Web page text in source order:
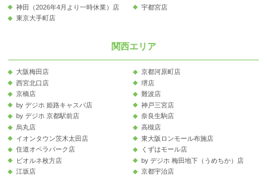
神田（2026年4月より一時休業）店
宇都宮店
東京大手町店
関西エリア
大阪梅田店
京都河原町店
西宮北口店
堺店
京橋店
難波店
by デジホ 姫路キャスパ店
神戸三宮店
by デジホ 京都駅前店
奈良生駒店
烏丸店
高槻店
イオンタウン茨木太田店
東大阪ロンモール布施店
住道オペラパーク店
くずはモール店
ビオルネ枚方店
by デジホ 梅田地下（うめちか）店
江坂店
京都宇治店